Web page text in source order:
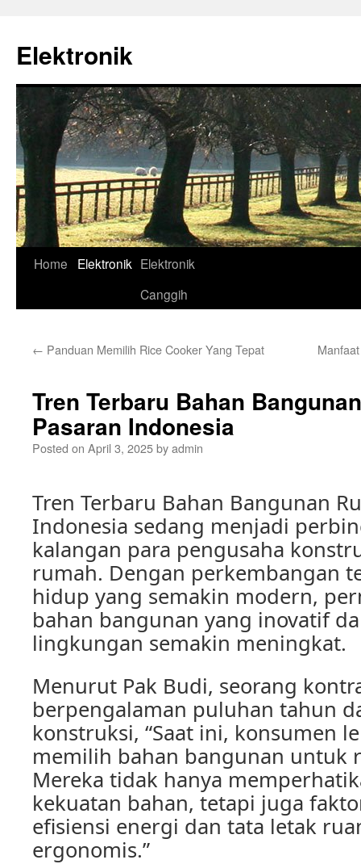
content
Elektronik
Home Elektronik Elektronik
Canggih
← Panduan Memilih Rice Cooker Yang Tepat
Tren Terbaru Bahan
Pasaran Indonesia
Posted on April 3, 2025byadmin
Tren Terbaru Bahan Bangunan
Indonesia sedang menjadi
kalangan para pengusaha
rumah. Dengan perkembangan
hidup yang semakin modern,
bahan bangunan yang inovatif
lingkungan semakin meningkat.
Menurut Pak Budi, seorang
berpengalaman puluhan tahun
konstruksi, “Saat ini, konsumen
memilih bahan bangunan untuk
Mereka tidak hanya
kekuatan bahan, tetapi juga
efisiensi energi dan tata letak
ergonomis.”